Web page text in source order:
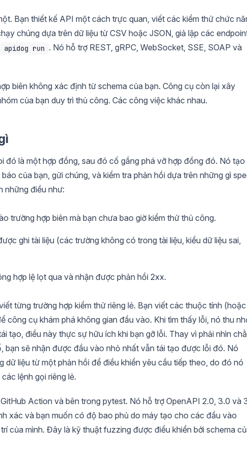
Bạn thiết kế API một cách trực quan, viết các kiểm thử chức
chúng dựa trên dữ liệu từ CSV hoặc JSON, giả lập các
apidog run . Nó hỗ trợ REST, gRPC, WebSocket, SSE, SOAP và
biên không xác định từ schema của bạn. Công cụ còn lại xây
của bạn duy trì thủ công. Các công việc khác nhau.
đó là một hợp đồng, sau đó cố gắng phá vỡ hợp đồng đó. Nó tạo
của bạn, gửi chúng, và kiểm tra phản hồi dựa trên những gì
những điều như:
trường hợp biên mà bạn chưa bao giờ kiểm thử thủ công.
ghi tài liệu (các trường không có trong tài liệu, kiểu dữ liệu sai,
hợp lệ lọt qua và nhận được phản hồi 2xx.
từng trường hợp kiểm thử riêng lẻ. Bạn viết các thuộc tính (hoặc
công cụ khám phá không gian đầu vào. Khi tìm thấy lỗi, nó thu
tạo, điều này thực sự hữu ích khi bạn gỡ lỗi. Thay vì phải nhìn
bạn sẽ nhận được đầu vào nhỏ nhất vẫn tái tạo được lỗi đó. Nó
liệu từ một phản hồi để điều khiển yêu cầu tiếp theo, do đó nó
lệnh gọi riêng lẻ.
Action và bên trong pytest. Nó hỗ trợ OpenAPI 2.0, 3.0 và
xác và bạn muốn có độ bao phủ do máy tạo cho các đầu vào
của mình. Đây là kỹ thuật fuzzing được điều khiển bởi schema